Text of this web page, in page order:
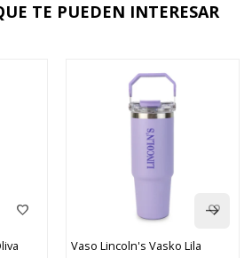
TE PUEDEN INTERESAR
Vasko Lila Termo Lincoln's